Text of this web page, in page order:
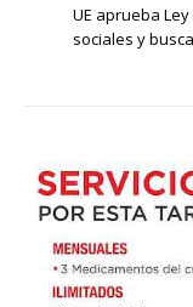
UE aprueba
sociales y